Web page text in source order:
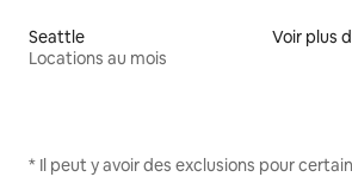
Seattle
Locations au mois
Voir plus
* Il peut y avoir des exclusions pour